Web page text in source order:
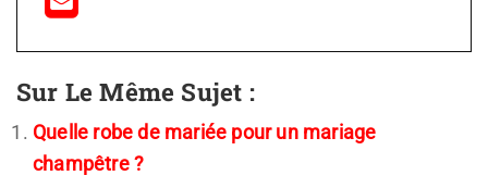
Sur Le Même Sujet :
Quelle robe de mariée pour un mariage
champêtre ?